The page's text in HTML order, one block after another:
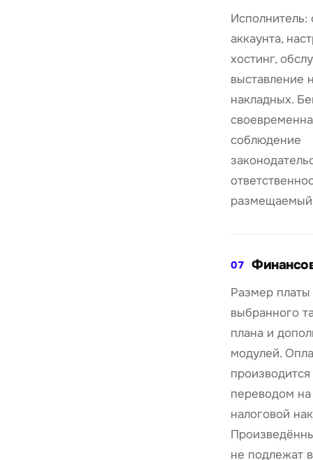
Исполнитель:
аккаунта,
хостинг,
выставление
накладных.
соблюдение
размещаемый
07
Размер платы
выбранного
плана и
модулей.
переводом
налоговой
не подлежат